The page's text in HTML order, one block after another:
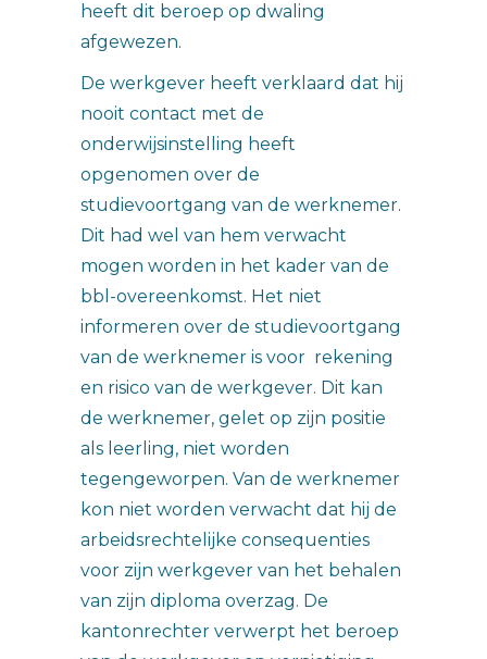
heeft dit beroep op dwaling
afgewezen.
De werkgever heeft verklaard dat hij
nooit contact met de
onderwijsinstelling heeft
opgenomen over de
studievoortgang van de werknemer.
Dit had wel van hem verwacht
mogen worden in het kader van de
bbl-overeenkomst. Het niet
informeren over de studievoortgang
van de werknemer is voor rekening
en risico van de werkgever. Dit kan
de werknemer, gelet op zijn positie
als leerling, niet worden
tegengeworpen. Van de werknemer
kon niet worden verwacht dat hij de
arbeidsrechtelijke consequenties
voor zijn werkgever van het behalen
van zijn diploma overzag. De
kantonrechter verwerpt het beroep